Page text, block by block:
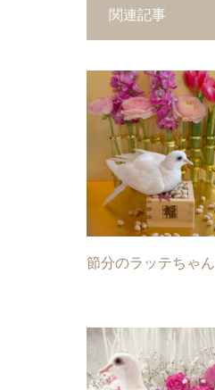
関連記事
節分のラッテちゃん